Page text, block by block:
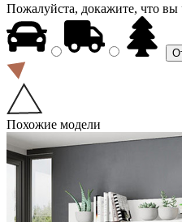
Пожалуйста, докажите, что вы
Похожие модели